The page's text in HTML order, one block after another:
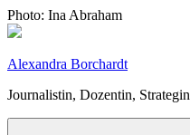
Zum
Inhalt
Photo: Ina Abraham
Alexandra Borchardt
Journalistin, Dozentin, Strategin